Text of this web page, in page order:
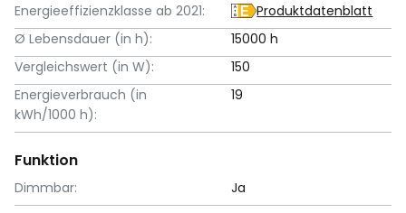
Energieeffizienzklasse ab 2021:
Produktdatenblatt
Ø Lebensdauer (in h):
15000 h
Vergleichswert (in W):
150
Energieverbrauch (in
kWh/1000 h):
19
Funktion
Dimmbar: Ja